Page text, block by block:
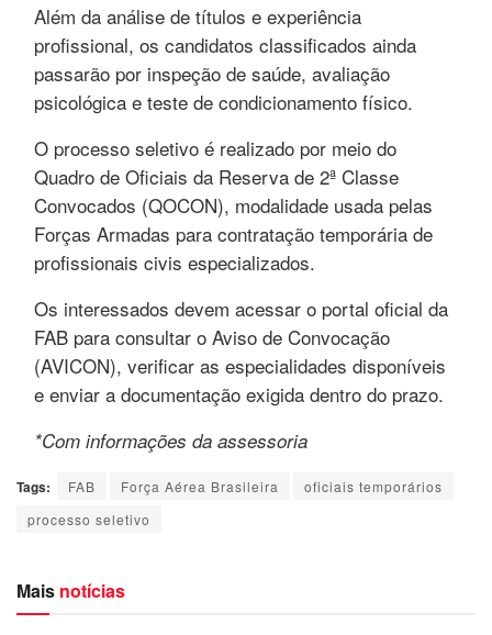
Além da análise de títulos e experiência
profissional, os candidatos classificados ainda
passarão por inspeção de saúde, avaliação
psicológica e teste de condicionamento físico.
O processo seletivo é realizado por meio do
Quadro de Oficiais da Reserva de 2ª Classe
Convocados (QOCON), modalidade usada pelas
Forças Armadas para contratação temporária de
profissionais civis especializados.
Os interessados devem acessar o portal oficial da
FAB para consultar o Aviso de Convocação
(AVICON), verificar as especialidades disponíveis
e enviar a documentação exigida dentro do prazo.
*Com informações da assessoria
Tags: FAB Força Aérea Brasileira
oficiais temporários
processo seletivo
Mais notícias